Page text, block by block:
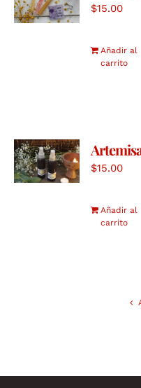
$15.00
Añadir al
carrito
$15.00
Añadir al
carrito